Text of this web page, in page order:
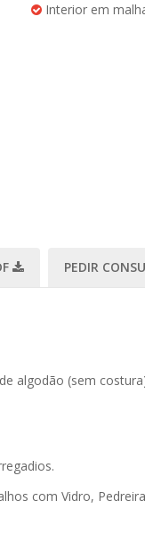
Interior em
PEDIR
algodão (sem
com Vidro,